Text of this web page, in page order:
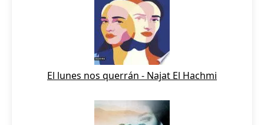
El lunes nos querrán - Najat El Hachmi